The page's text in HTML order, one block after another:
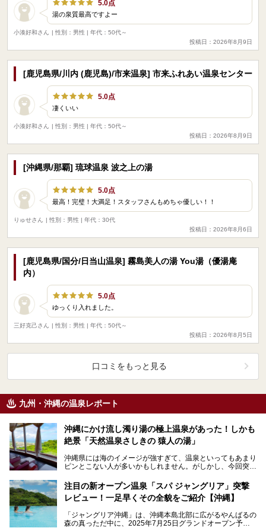
5.0点
湯の泉質最高ですよー
小湊好和さん
| 性別：男性 | 年代：50代～
投稿日：2026年8月9日
[鹿児島県/川内 (鹿児島)/市来温泉] 市来ふれあい温泉センター
5.0点
凄くいい
小湊好和さん
| 性別：男性 | 年代：50代～
投稿日：2026年8月9日
[沖縄県/那覇] 琉球温泉 波之上の湯
5.0点
最高！完璧！大満足！スタッフさんもめちゃ優しい！！
りゅせさん
| 性別：男性 | 年代：30代
投稿日：2026年8月6日
[鹿児島県/国分/日当山温泉] 霧島美人の湯 You湯（優湯庵
内）
5.0点
ゆっくり入れました。
三好克己さん
| 性別：男性 | 年代：50代～
投稿日：2026年8月5日
口コミをもっと見る
九州・沖縄の温泉レポート
沖縄にかけ流し濁り湯の極上温泉があった！しかも
絶景「天然温泉さしきの 猿人の湯」
沖縄県には海のイメージが強すぎて、温泉といってもあまり
ピンとこない人が多いかもしれません。がしかし、今回突撃
注目の新オープン温泉「スパ ジャングリア」突撃
レビュー！一足早くその全貌をご紹介【沖縄】
「ジャングリア沖縄」は、沖縄本島北部に広がるやんばるの
森の真っただ中に、2025年7月25日グランドオープン予定